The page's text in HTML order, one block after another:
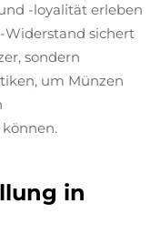
-loyalität erleben
Widerstand sichert
sondern
um Münzen
in